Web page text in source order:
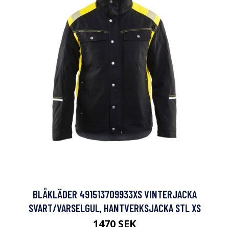
BLÅKLÄDER 491513709933XS VINTERJACKA
SVART/VARSELGUL, HANTVERKSJACKA STL XS
1470 SEK